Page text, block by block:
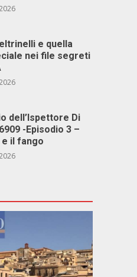
e quella
nei file segreti
dell’Ispettore Di
-Episodio 3 –
il fango